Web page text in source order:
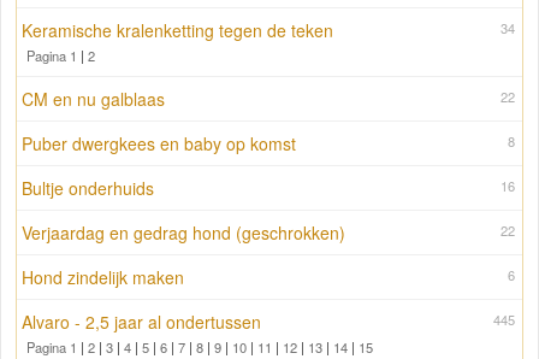
34
Keramische kralenketting tegen de teken
Pagina 1 | 2
22
CM en nu galblaas
8
Puber dwergkees en baby op komst
16
Bultje onderhuids
22
Verjaardag en gedrag hond (geschrokken)
6
Hond zindelijk maken
445
Alvaro - 2,5 jaar al ondertussen
Pagina 1 | 2 | 3 | 4 | 5 | 6 | 7 | 8 | 9 | 10 | 11 | 12 | 13 | 14 | 15